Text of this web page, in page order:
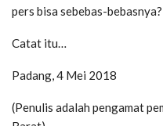
pers bisa sebebas-bebasnya?
Catat itu…
Padang, 4 Mei 2018
(Penulis adalah pengamat